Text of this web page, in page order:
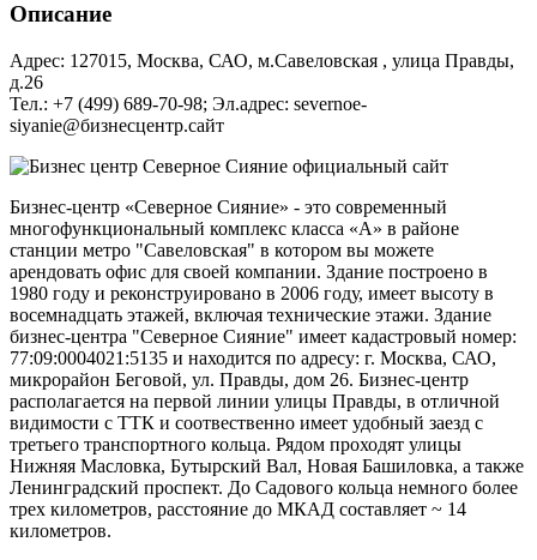
Описание
Адрес: 127015, Москва, САО, м.Савеловская , улица Правды,
д.26
Тел.: +7 (499) 689-70-98; Эл.адрес: severnoe-
siyanie@бизнесцентр.сайт
Бизнес-центр «Северное Сияние» - это современный
многофункциональный комплекс класса «А» в районе
станции метро "Савеловская" в котором вы можете
арендовать офис для своей компании. Здание построено в
1980 году и реконструировано в 2006 году, имеет высоту в
восемнадцать этажей, включая технические этажи. Здание
бизнес-центра "Северное Сияние" имеет кадастровый номер:
77:09:0004021:5135 и находится по адресу: г. Москва, САО,
микрорайон Беговой, ул. Правды, дом 26. Бизнес-центр
располагается на первой линии улицы Правды, в отличной
видимости с ТТК и соотвественно имеет удобный заезд с
третьего транспортного кольца. Рядом проходят улицы
Нижняя Масловка, Бутырский Вал, Новая Башиловка, а также
Ленинградский проспект. До Садового кольца немного более
трех километров, расстояние до МКАД составляет ~ 14
километров.